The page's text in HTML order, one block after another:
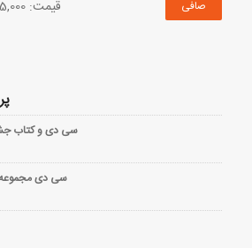
صافی قيمت:
سی دی و کتاب
سی دی مجموعه